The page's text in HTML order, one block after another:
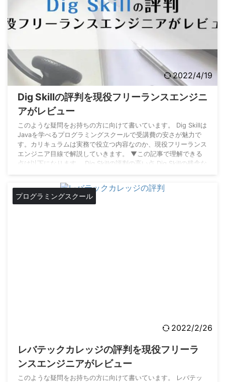
2022/4/19
Dig Skillの評判を現役フリーランスエンジニ
アがレビュー
このような疑問をお持ちの方に向けて書いています。 Dig Skillは
Javaを学べるプログラミングスクールで受講費の安さが魅力で
す。カリキュラムは実務で役立つ内容なのか、現役フリーランス
エンジニア目線で解説していきます。 ▼この記事で理解できる
点は以下になります。 Dig Skillの評判の高い点 Dig Skillの残念な
方、卒業して実務に役立つスキルを身に着けられるか不安な方は
最後までご覧になってください。 Dig Sk ...
プログラミングスクール
2022/2/26
レバテックカレッジの評判を現役フリーラ
ンスエンジニアがレビュー
このような疑問をお持ちの方に向けて書いています。 レバテッ